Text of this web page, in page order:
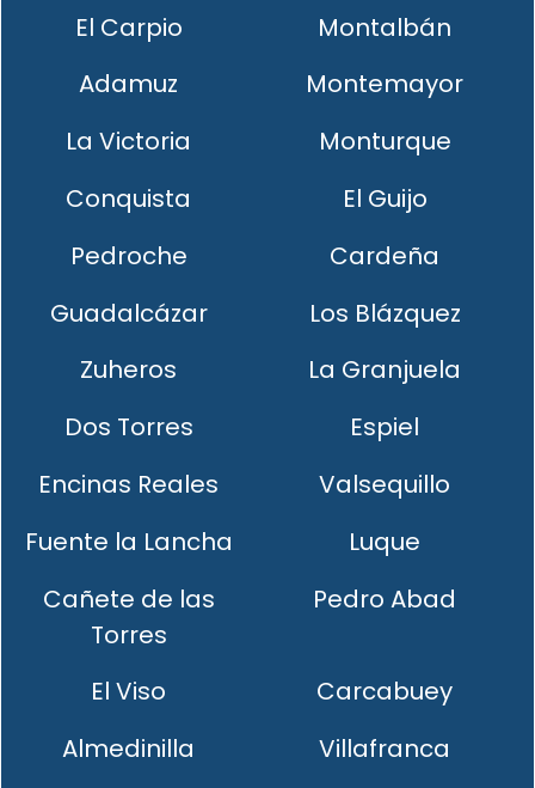
El Carpio
Montalbán
Adamuz
Montemayor
La Victoria
Monturque
Conquista
El Guijo
Pedroche
Cardeña
Guadalcázar
Los Blázquez
Zuheros
La Granjuela
Dos Torres
Espiel
Encinas Reales
Valsequillo
Fuente la Lancha
Luque
Cañete de las
Torres
Pedro Abad
El Viso
Carcabuey
Almedinilla
Villafranca